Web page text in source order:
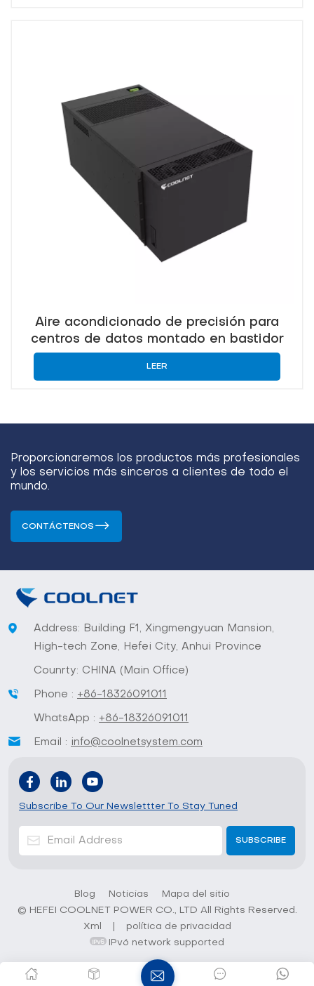
Aire acondicionado de precisión para
centros de datos montado en bastidor
LEER
Proporcionaremos los productos más profesionales
y los servicios más sinceros a clientes de todo el
mundo.
CONTÁCTENOS
Address: Building F1, Xingmengyuan Mansion,
High-tech Zone, Hefei City, Anhui Province
Counrty: CHINA (Main Office)
Phone : +86-18326091011
WhatsApp : +86-18326091011
Email : info@coolnetsystem.com
Subscribe To Our Newslettter To Stay Tuned
Blog Noticias
Mapa del sitio
© HEFEI COOLNET POWER CO., LTD All Rights Reserved.
Xml
política de privacidad
IPv6 network supported